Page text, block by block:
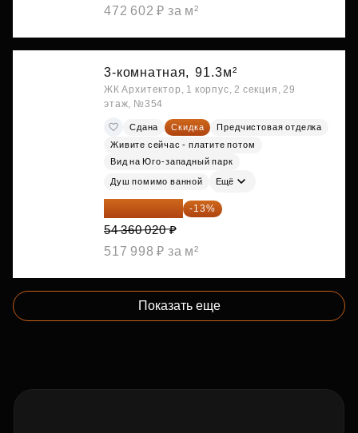
472 602 ₽ за м²
3-комнатная, 91.3м²
ЖК Архитектор, 1 корпус, 2 секция, 29
этаж, №354
Сдана Скидка
Предчистовая отделка
Живите сейчас - платите потом
Вид на Юго-западный парк
Душ помимо ванной Ещё
47 293 217 ₽ -13%
54 360 020 ₽
517 998 ₽ за м²
Показать еще